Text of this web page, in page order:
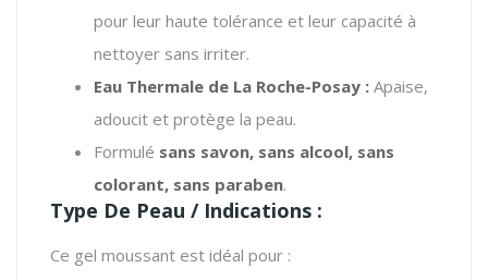
pour leur haute tolérance et leur capacité à
nettoyer sans irriter.
Eau Thermale de La Roche-Posay : Apaise,
adoucit et protège la peau.
Formulé sans savon, sans alcool, sans
colorant, sans paraben.
Type De Peau / Indications :
Ce gel moussant est idéal pour :